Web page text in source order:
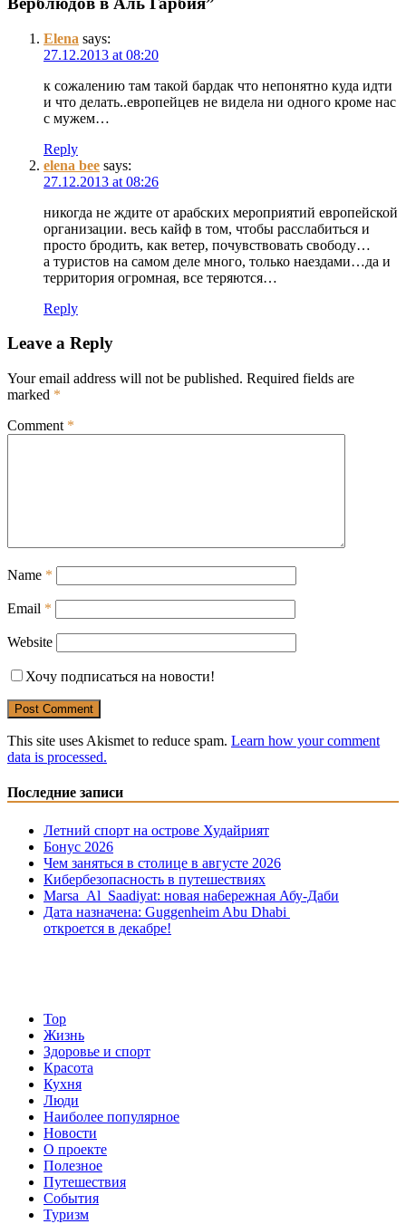
Elena says:
27.12.2013 at 08:20
к сожалению там такой бардак что непонятно куда идти
и что делать..европейцев не видела ни одного кроме нас
с мужем…
Reply
elena bee says:
27.12.2013 at 08:26
никогда не ждите от арабских мероприятий европейской
организации. весь кайф в том, чтобы расслабиться и
просто бродить, как ветер, почувствовать свободу…
а туристов на самом деле много, только наездами…да и
территория огромная, все теряются…
Reply
Leave a Reply
Your email address will not be published. Required fields are
marked *
Comment *
Name *
Email *
Website
Хочу подписаться на новости!
This site uses Akismet to reduce spam. Learn how your comment
data is processed.
Последние записи
Летний спорт на острове Худайрият
Бонус 2026
Чем заняться в столице в августе 2026
Кибербезопасность в путешествиях
Marsa Al Saadiyat: новая на6ережная Абу-Даби
Дата назначена: Guggenheim Abu Dhabi
откроется в декабре!
Top
Жизнь
Здоровье и спорт
Красота
Кухня
Люди
Наиболее популярное
Новости
О проекте
Полезное
Путешествия
События
Туризм